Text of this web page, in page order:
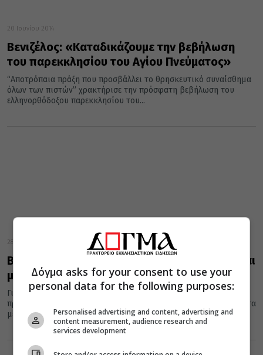
20 Ιουνίου 2014
Βενιζέλος: «Καταδικάζουμε την βεβήλωση
του παρεκκλησίου του Αγίου Πνεύματος»
“Αποτρόπαια πράξη που προσβάλλει το θρησκευτικό συναίσθημα
όλων των πιστών” χρακτήρισε την πρόσφατη βεβήλωση του
ελληνορθόδοξου παρεκκλησίου του...
28 Μαρτίου 2014
Βενιζέλος για Πατριάρχη Αλεξανδρείας: «Είναι
μια πολύ μεγάλη προσωπικότητα..»
Για εκκλησιαστικά ζητήματα όπως η πρόσφατη σύναξη των
προκαθημένων των Ορθοδόξων Εκκλησιών καθώς και για θέματα
μεσογειακής και αφρικάνικης...
Δόγμα asks for your consent to use your
personal data for the following purposes:
Personalised advertising and content, advertising and
content measurement, audience research and
services development